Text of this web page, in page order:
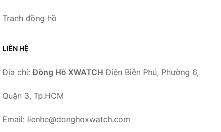
Tranh đồng hồ
LIÊN HỆ
Địa chỉ:Đồng Hồ XWATCH Điện Biên Phủ, Phường 6,
Quận 3, Tp.HCM
Email: lienhe@donghoxwatch.com